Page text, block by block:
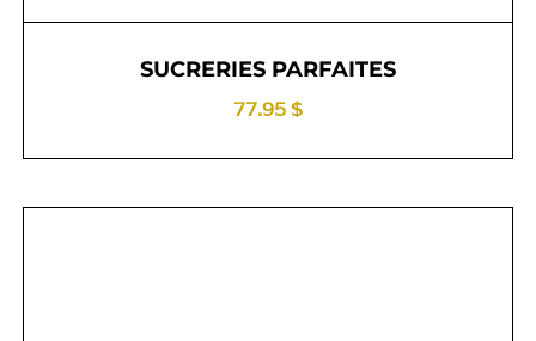
SUCRERIES PARFAITES
77.95 $